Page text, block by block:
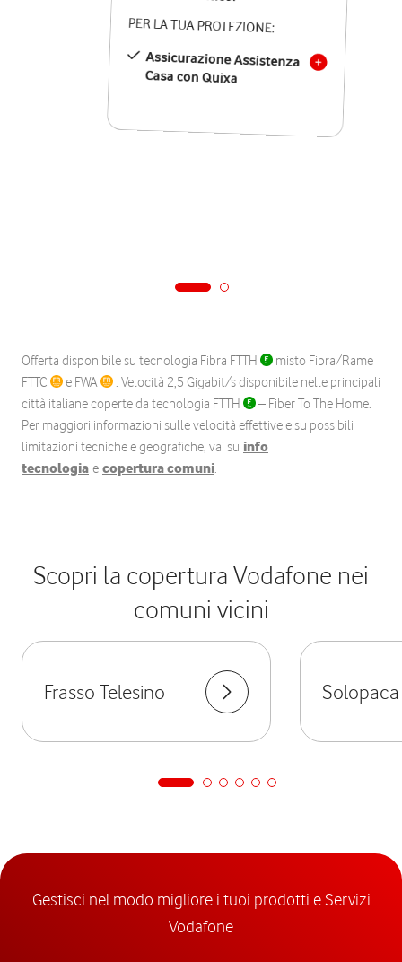
PER LA TUA PROTEZIONE:
Assicurazione Assistenza
Casa con Quixa
Offerta disponibile su tecnologia Fibra FTTH
misto Fibra/Rame
FTTC
e FWA
. Velocità 2,5 Gigabit/s disponibile nelle principali
città italiane coperte da tecnologia FTTH
– Fiber To The Home.
Per maggiori informazioni sulle velocità effettive e su possibili
limitazioni tecniche e geografiche, vai su info
tecnologia e copertura comuni.
Scopri la copertura Vodafone nei
comuni vicini
Frasso Telesino Solopaca
Gestisci nel modo migliore i tuoi prodotti e Servizi
Vodafone